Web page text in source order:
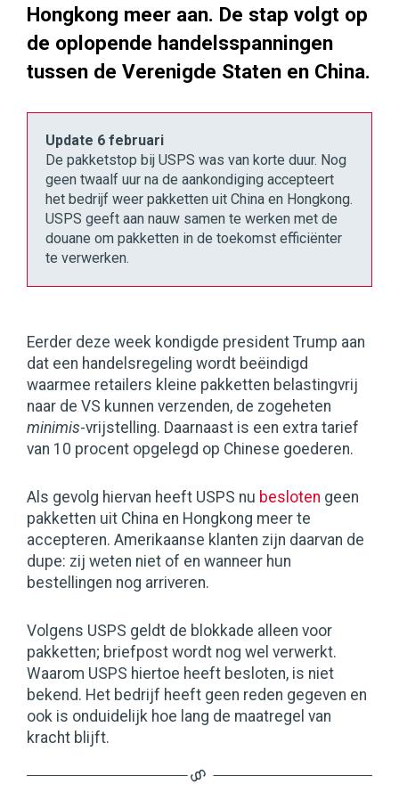
Hongkong meer aan. De stap volgt op
de oplopende handelsspanningen
tussen de Verenigde Staten en China.
Update 6 februari
De pakketstop bij USPS was van korte duur. Nog
geen twaalf uur na de aankondiging accepteert
het bedrijf weer pakketten uit China en Hongkong.
USPS geeft aan nauw samen te werken met de
douane om pakketten in de toekomst efficiënter
te verwerken.
Eerder deze week kondigde president Trump aan
dat een handelsregeling wordt beëindigd
waarmee retailers kleine pakketten belastingvrij
naar de VS kunnen verzenden, de zogeheten
minimis-vrijstelling. Daarnaast is een extra tarief
van 10 procent opgelegd op Chinese goederen.
Als gevolg hiervan heeft USPS nu besloten geen
pakketten uit China en Hongkong meer te
accepteren. Amerikaanse klanten zijn daarvan de
dupe: zij weten niet of en wanneer hun
bestellingen nog arriveren.
Volgens USPS geldt de blokkade alleen voor
pakketten; briefpost wordt nog wel verwerkt.
Waarom USPS hiertoe heeft besloten, is niet
bekend. Het bedrijf heeft geen reden gegeven en
ook is onduidelijk hoe lang de maatregel van
kracht blijft.